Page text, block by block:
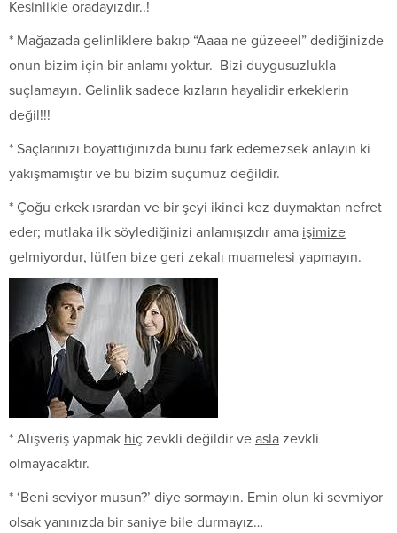
Kesinlikle oradayızdır..!
* Mağazada gelinliklere bakıp “Aaaa ne güzeeel” dediğinizde
onun bizim için bir anlamı yoktur. Bizi duygusuzlukla
suçlamayın. Gelinlik sadece kızların hayalidir erkeklerin
değil!!!
* Saçlarınızı boyattığınızda bunu fark edemezsek anlayın ki
yakışmamıştır ve bu bizim suçumuz değildir.
* Çoğu erkek ısrardan ve bir şeyi ikinci kez duymaktan nefret
eder; mutlaka ilk söylediğinizi anlamışızdır ama işimize
gelmiyordur, lütfen bize geri zekalı muamelesi yapmayın.
* Alışveriş yapmak hiç zevkli değildir ve asla zevkli
olmayacaktır.
* ‘Beni seviyor musun?’ diye sormayın. Emin olun ki sevmiyor
olsak yanınızda bir saniye bile durmayız…